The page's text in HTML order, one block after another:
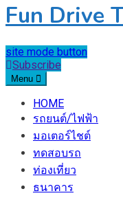
Fun Drive
site mode button
Subscribe
Menu
HOME
รถยนต์/ไฟฟ้า
มอเตอร์ไชต์
ทดสอบรถ
ท่องเที่ยว
ธนาคาร